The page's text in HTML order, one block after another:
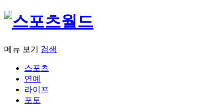
메뉴 보기 검색
스포츠
연예
라이프
포토